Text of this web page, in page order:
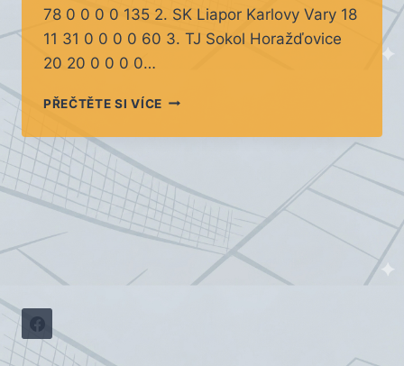
78 0 0 0 0 135 2. SK Liapor Karlovy Vary 18
11 31 0 0 0 0 60 3. TJ Sokol Horažďovice
20 20 0 0 0 0…
PŘEČTĚTE SI VÍCE3.
KP